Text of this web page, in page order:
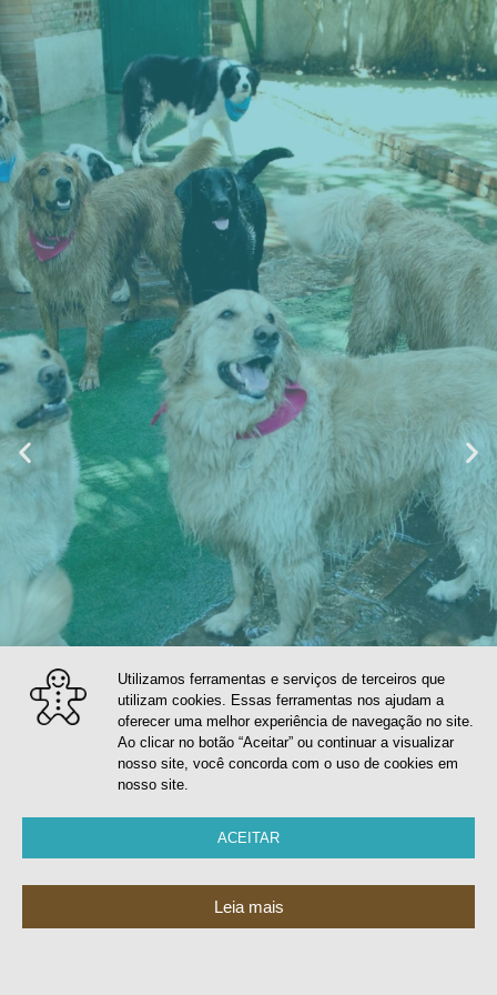
A melhor creche para cães
Creche para Cachorro (daycare canino)
Conheça nossa creche para cachorro
A melhor Creche e Hotel para cachorro
Utilizamos ferramentas e serviços de terceiros que
utilizam cookies. Essas ferramentas nos ajudam a
oferecer uma melhor experiência de navegação no site.
Ao clicar no botão “Aceitar” ou continuar a visualizar
nosso site, você concorda com o uso de cookies em
nosso site.
ACEITAR
Leia mais